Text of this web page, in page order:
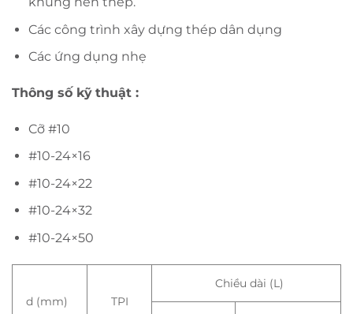
Các công trình xây dựng thép dân dụng
Các ứng dụng nhẹ
Thông số kỹ thuật :
Cỡ #10
#10-24×16
#10-24×22
#10-24×32
#10-24×50
d (mm) TPI
Chiều dài (L)